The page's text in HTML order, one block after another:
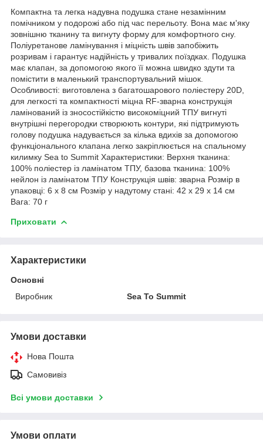
Компактна та легка надувна подушка стане незамінним
помічником у подорожі або під час перельоту. Вона має м'яку
зовнішню тканину та вигнуту форму для комфортного сну.
Поліуретанове ламінування і міцність швів запобіжить
розривам і гарантує надійність у тривалих поїздках. Подушка
має клапан, за допомогою якого її можна швидко здути та
помістити в маленький транспортувальний мішок.
Особливості: виготовлена з багатошарового поліестеру 20D,
для легкості та компактності міцна RF-зварна конструкція
ламінований із зносостійкістю високоміцний ТПУ вигнуті
внутрішні перегородки створюють контури, які підтримують
голову подушка надувається за кілька вдихів за допомогою
функціонального клапана легко закріплюється на спальному
килимку Sea to Summit Характеристики: Верхня тканина:
100% поліестер із ламінатом ТПУ, базова тканина: 100%
нейлон із ламінатом ТПУ Конструкція швів: зварна Розмір в
упаковці: 6 х 8 см Розмір у надутому стані: 42 х 29 х 14 см
Вага: 70 г
Приховати
Характеристики
Основні
Виробник
Sea To Summit
Умови доставки
Нова Пошта
Самовивіз
Всі умови доставки
Умови оплати